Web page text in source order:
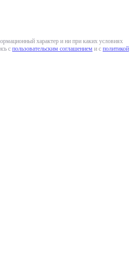
характер и ни при каких условиях
с пользовательским соглашением и с политикой